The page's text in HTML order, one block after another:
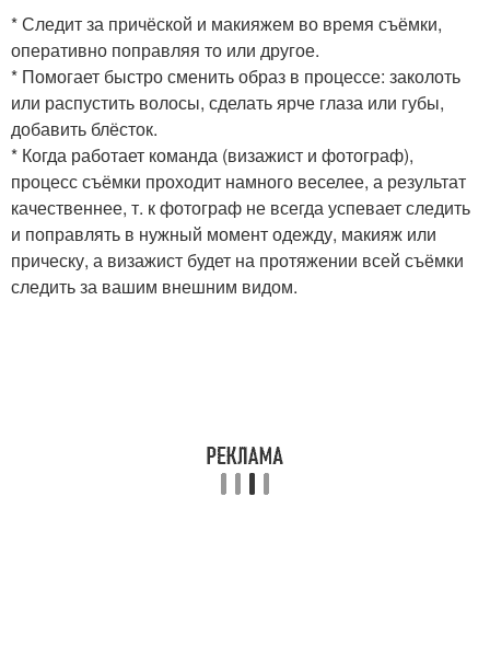
* Следит за причёской и макияжем во время съёмки,
оперативно поправляя то или другое.
* Помогает быстро сменить образ в процессе: заколоть
или распустить волосы, сделать ярче глаза или губы,
добавить блёсток.
* Когда работает команда (визажист и фотограф),
процесс съёмки проходит намного веселее, а результат
качественнее, т. к фотограф не всегда успевает следить
и поправлять в нужный момент одежду, макияж или
прическу, а визажист будет на протяжении всей съёмки
следить за вашим внешним видом.